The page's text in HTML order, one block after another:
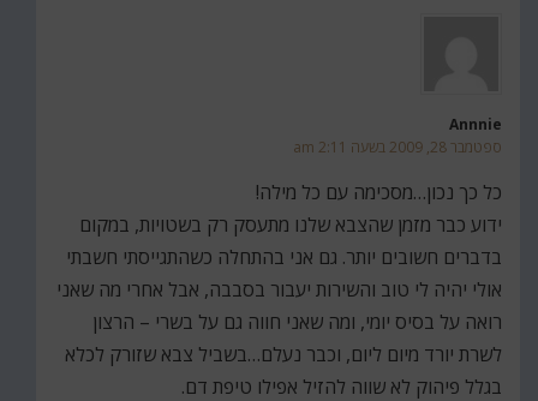
Annnie
ספטמבר 28, 2009 בשעה 2:11 am
כל כך נכון…מסכימה עם כל מילה!
ידוע כבר מזמן שהצבא שלנו מתעסק רק בשטויות, במקום
בדברים חשובים יותר. גם אני בהתחלה כשהתגייסתי חשבתי
אולי יהיה לי טוב והשירות יעבור בסבבה, אבל אחרי מה שאני
רואה על בסיס יומי, ומה שאני חווה גם על בשרי – הרצון
לשרת יורד מיום ליום, וכבר נעלם…בשביל צבא שזורק לכלא
בגלל פיהוק לא שווה להזיל אפילו טיפת דם.